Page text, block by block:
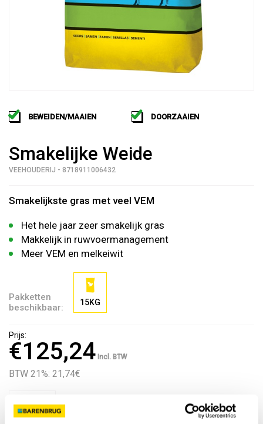
BEWEIDEN/MAAIEN DOORZAAIEN
Smakelijke Weide
VEEHOUDERIJ - 8718911006432
Smakelijkste gras met veel VEM
Het hele jaar zeer smakelijk gras
Makkelijk in ruwvoermanagement
Meer VEM en melkeiwit
Pakketten
beschikbaar:
15KG
Prijs:
€125,24Incl. BTW
BTW 21%: 21,74€
Voeg toe aan kruiwagen